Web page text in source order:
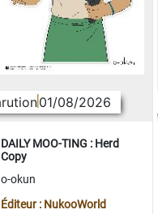
01/08/2026
DAILY MOO-TING : Herd
Copy
o-okun
Éditeur : NukooWorld